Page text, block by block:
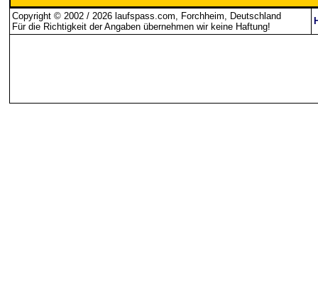
Copyright © 2002 / 2026 laufspass.com, Forchheim, Deutschland
Für die Richtigkeit der Angaben übernehmen wir keine Haftung!